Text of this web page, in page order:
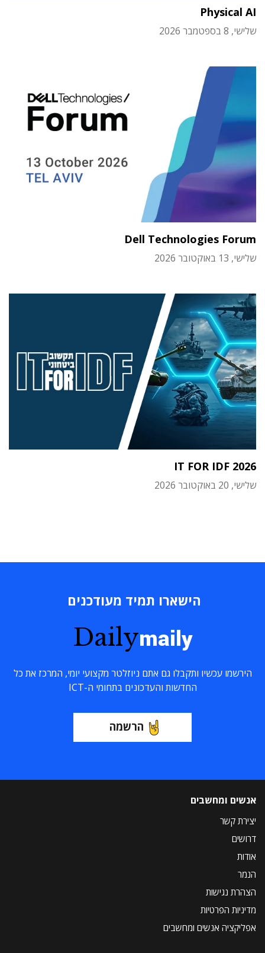
Physical AI
שלישי, 8 בספטמבר 2026
Dell Technologies Forum
שלישי, 13 באוקטובר 2026
IT FOR IDF 2026
שלישי, 20 באוקטובר 2026
הישארו תמיד מעודכנים
Dailymaily
הירשמו עכשיו ותקבלו גם אתם ניוזלטר מקצועי יומי, המרכז את כל
החדשות והעדכונים בתחומי ה-ICT
הרשמה
אנשים ומחשבים
יצירת קשר
דרושים
אודות
הנמר
הצהרת נגישות
מדיניות הפרטיות
אפליקציה אנשים ומחשבים